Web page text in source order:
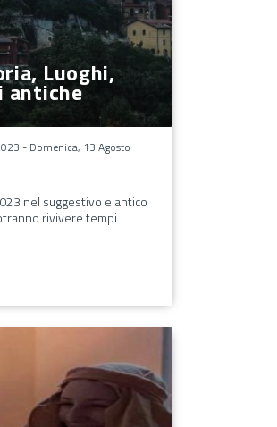
Luoghi,
antiche
- Domenica, 13 Agosto
nel suggestivo e antico
rivivere tempi